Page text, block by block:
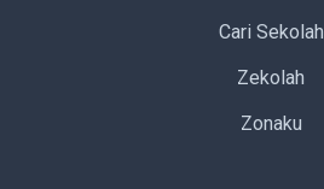
Cari Sekolah
Zekolah
Zonaku